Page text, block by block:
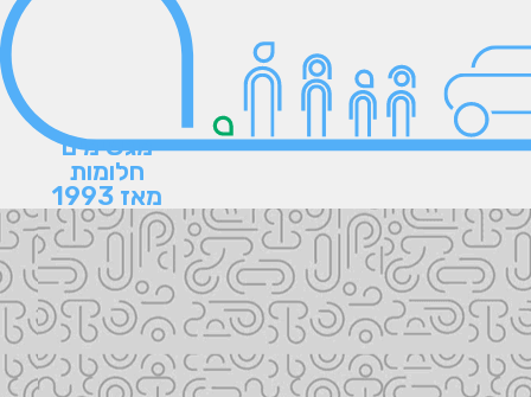
מגשימים
חלומות
מאז 1993